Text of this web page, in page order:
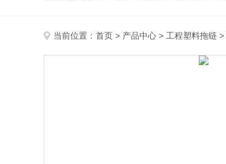
当前位置： 首页 > 产品中心 > 工程塑料拖链 >